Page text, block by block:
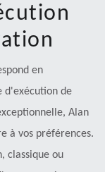
en
d'exécution de
Alan
à vos préférences.
classique ou